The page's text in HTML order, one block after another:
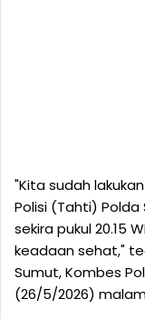
"Kita sudah
Polisi (Tahti)
sekira pukul 20.15
keadaan sehat,"
Sumut, Kombes
(26/5/2026)